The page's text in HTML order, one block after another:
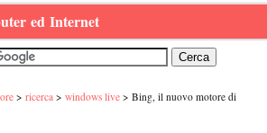
ed Internet
ricerca windows live
Bing, il nuovo motore di